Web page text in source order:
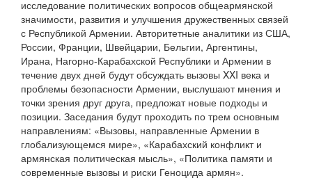
исследование политических вопросов общеармянской
значимости, развития и улучшения дружественных связей
с Республикой Армении. Авторитетные аналитики из США,
России, Франции, Швейцарии, Бельгии, Аргентины,
Ирана, Нагорно-Карабахской Республики и Армении в
течение двух дней будут обсуждать вызовы XXI века и
проблемы безопасности Армении, выслушают мнения и
точки зрения друг друга, предложат новые подходы и
позиции. Заседания будут проходить по трем основным
направлениям: «Вызовы, направленные Армении в
глобализующемся мире», «Карабахский конфликт и
армянская политическая мысль», «Политика памяти и
современные вызовы и риски Геноцида армян».